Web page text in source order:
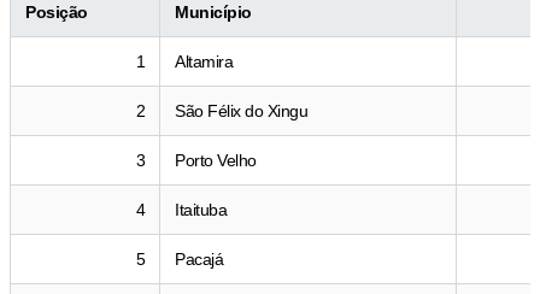
Posição Município
1 Altamira
2 São Félix do Xingu
3 Porto Velho
4 Itaituba
5 Pacajá